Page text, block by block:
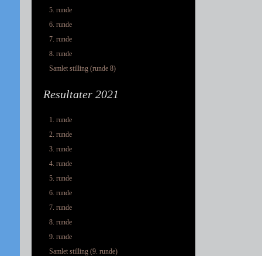
5. runde
6. runde
7. runde
8. runde
Samlet stilling (runde 8)
Resultater 2021
1. runde
2. runde
3. runde
4. runde
5. runde
6. runde
7. runde
8. runde
9. runde
Samlet stilling (9. runde)